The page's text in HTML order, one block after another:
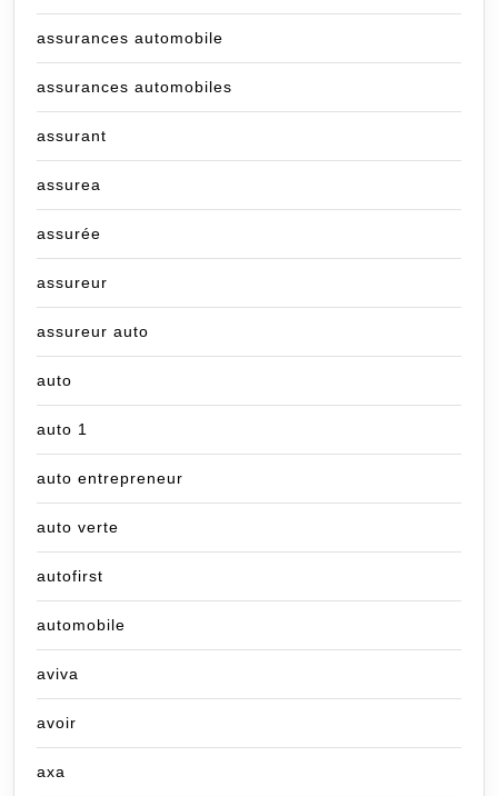
assurances automobile
assurances automobiles
assurant
assurea
assurée
assureur
assureur auto
auto
auto 1
auto entrepreneur
auto verte
autofirst
automobile
aviva
avoir
axa